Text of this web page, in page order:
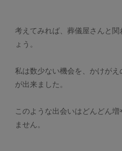
考えてみれば、葬儀屋さんと
ょう。
私は数少ない機会を、かけが
が出来ました。
このような出会いはどんどん
ません。